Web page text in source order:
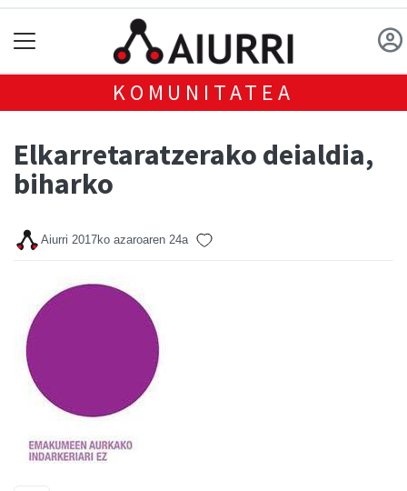
KOMUNITATEA
Elkarretaratzerako deialdia,
biharko
Aiurri 2017ko azaroaren 24a